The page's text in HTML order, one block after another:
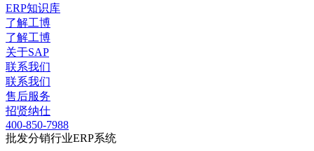
ERP知识库
了解工博
了解工博
关于SAP
联系我们
联系我们
售后服务
招贤纳仕
400-850-7988
批发分销行业ERP系统